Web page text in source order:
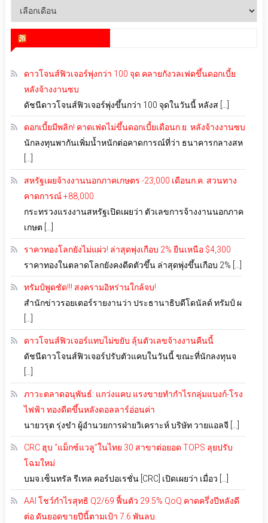
คลัง
ดาวโจนส์ฟิวเจอร์พุ่งกว่า 100 จุด คลายกังวลเฟดขึ้นดอกเบี้ย
หลังจ้างงานซบ
ดัชนีดาวโจนส์ฟิวเจอร์พุ่งขึ้นกว่า 100 จุดในวันนี้ หลังส […]
ดอกเบี้ยมีพลิก! คาดเฟดไม่ขึ้นดอกเบี้ยเดือนก.ย. หลังจ้างงานซบ
นักลงทุนพากันเพิ่มน้ำหนักต่อคาดการณ์ที่ว่า ธนาคารกลางสห
สหรัฐเผยจ้างงานนอกภาคเกษตร -23,000 เดือนก.ค. สวนทาง
คาดการณ์ +88,000
กระทรวงแรงงานสหรัฐเปิดเผยว่า ตัวเลขการจ้างงานนอกภาค
เกษต […]
ราคาทองโลกยังไม่แผ่ว! ล่าสุดพุ่งเกือบ 2% ยืนเหนือ $4,300
ราคาทองในตลาดโลกยังคงดีดตัวขึ้น ล่าสุดพุ่งขึ้นเกือบ 2% […]
ทรัมป์พูดชัด!!! สงครามอิหร่านใกล้จบ!
สำนักข่าวรอยเตอร์รายงานว่า ประธานาธิบดีโดนัลด์ ทรัมป์ ผ
ดาวโจนส์ฟิวเจอร์แทบไม่ขยับ ลุ้นตัวเลขจ้างงานคืนนี้
ดัชนีดาวโจนส์ฟิวเจอร์ปรับตัวแคบในวันนี้ ขณะที่นักลงทุนจ
ภาวะตลาดอนุพันธ์: แกว่งแคบ แรงขายทำกำไรกลุ่มแบงก์-โรง
ไฟฟ้า ทองดีดขึ้นหลังดอลลาร์อ่อนค่า
นายวรุต รุ่งขำ ผู้อำนวยการฝ่ายวิเคราะห์ บริษัท วายแอลจี […]
CRC ฮุบ “แม็กซ์แวลู”ในไทย 30 สาขาต่อยอด TOPS ลุยปรับ
โฉมใหม่
บมจ.เซ็นทรัล รีเทล คอร์ปอเรชั่น [CRC] เปิดเผยว่า เมื่อว […]
AAI โชว์กำไรสุทธิ Q2/69 ฟื้นตัว 29.5% QoQ คาดครึ่งปีหลังดี
ต่อ ดันยอดขายปีนี้ตามเป้า 7.6 พันลบ.